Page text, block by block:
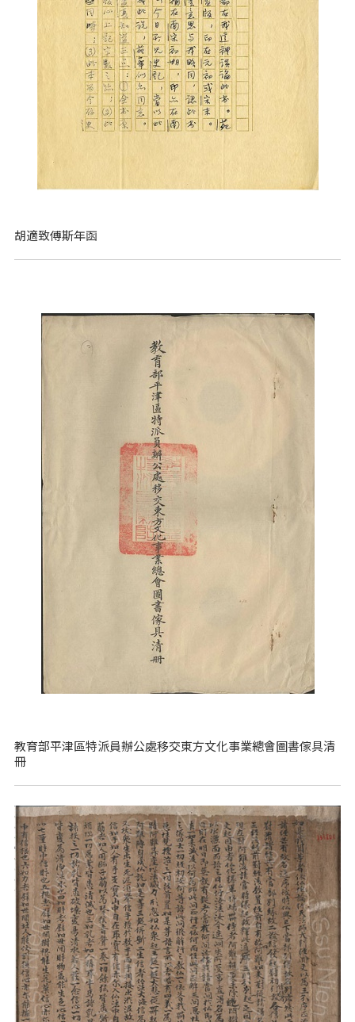
胡適致傅斯年函
教育部平津區特派員辦公處移交東方文化事業總會圖書傢具清
冊